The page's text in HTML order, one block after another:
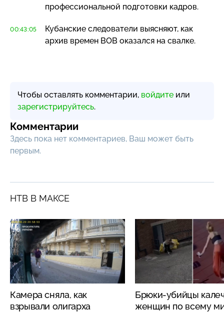
профессиональной подготовки кадров.
00:43:05
Кубанские следователи выясняют, как
архив времен ВОВ оказался на свалке.
Чтобы оставлять комментарии, войдите или
зарегистрируйтесь.
Комментарии
Здесь пока нет комментариев, Ваш может быть
первым.
НТВ В МАКСЕ
Камера сняла, как
взрывали олигарха
Брюки-убийцы
женщин по всему